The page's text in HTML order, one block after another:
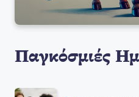
Παγκόσμιές